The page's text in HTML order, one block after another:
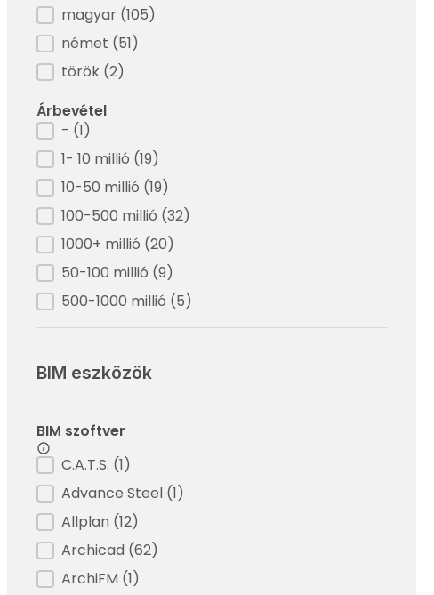
magyar (105)
német (51)
török (2)
Árbevétel
Filter - Árbevétel
- (1)
1- 10 millió (19)
10-50 millió (19)
100-500 millió (32)
1000+ millió (20)
50-100 millió (9)
500-1000 millió (5)
BIM eszközök
BIM szoftver
Filter - BIM szoftver
C.A.T.S. (1)
Advance Steel (1)
Allplan (12)
Archicad (62)
ArchiFM (1)